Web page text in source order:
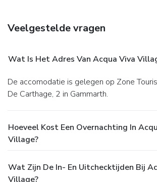
Veelgestelde vragen
Wat Is Het Adres Van Acqua Viva
De accomodatie is gelegen op Zone Touristique Les Costes
De Carthage, 2 in Gammarth.
Hoeveel Kost Een Overnachting In
Village?
Wat Zijn De In- En Uitchecktijden Bij
Village?